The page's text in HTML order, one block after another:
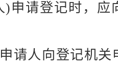
)申请登记时，应
请人向登记机